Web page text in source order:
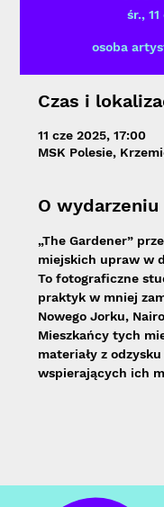
śr., 11
osoba
Czas i
11 cze 2025, 17:00
MSK Polesie,
O wydarzeniu
„The Gardener”
miejskich upraw w
To fotograficzne
praktyk w mniej
Nowego Jorku,
Mieszkańcy tych
materiały z
wspierających ich